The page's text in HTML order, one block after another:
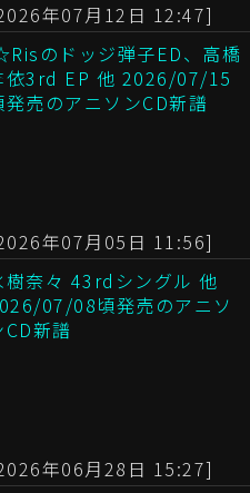
年07月12日 12:47]
のドッジ弾子ED、高橋
依3rd EP 他 2026/07/15
発売のアニソンCD新譜
年07月05日 11:56]
樹奈々 43rdシングル 他
07/08頃発売のアニソ
CD新譜
年06月28日 15:27]